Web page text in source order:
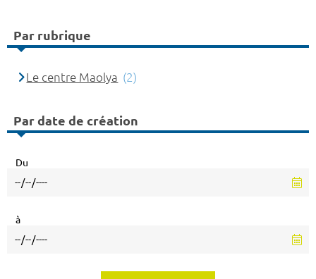
Par rubrique
Le centre Maolya (2)
Par date de création
Du
à